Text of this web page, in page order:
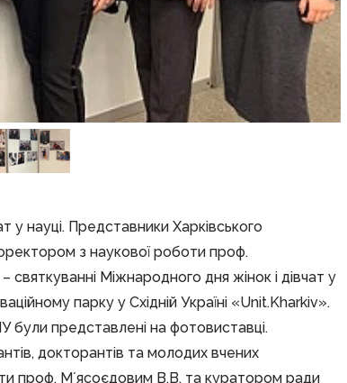
у науці. Представники Харківського
з наукової роботи проф.
святкуванні Міжнародного дня жінок і дівчат у
парку у Східній Україні «Unit.Kharkiv».
були представлені на фотовиставці.
докторантів та молодих вчених
проф. Мʼясоєдовим В.В. та куратором ради